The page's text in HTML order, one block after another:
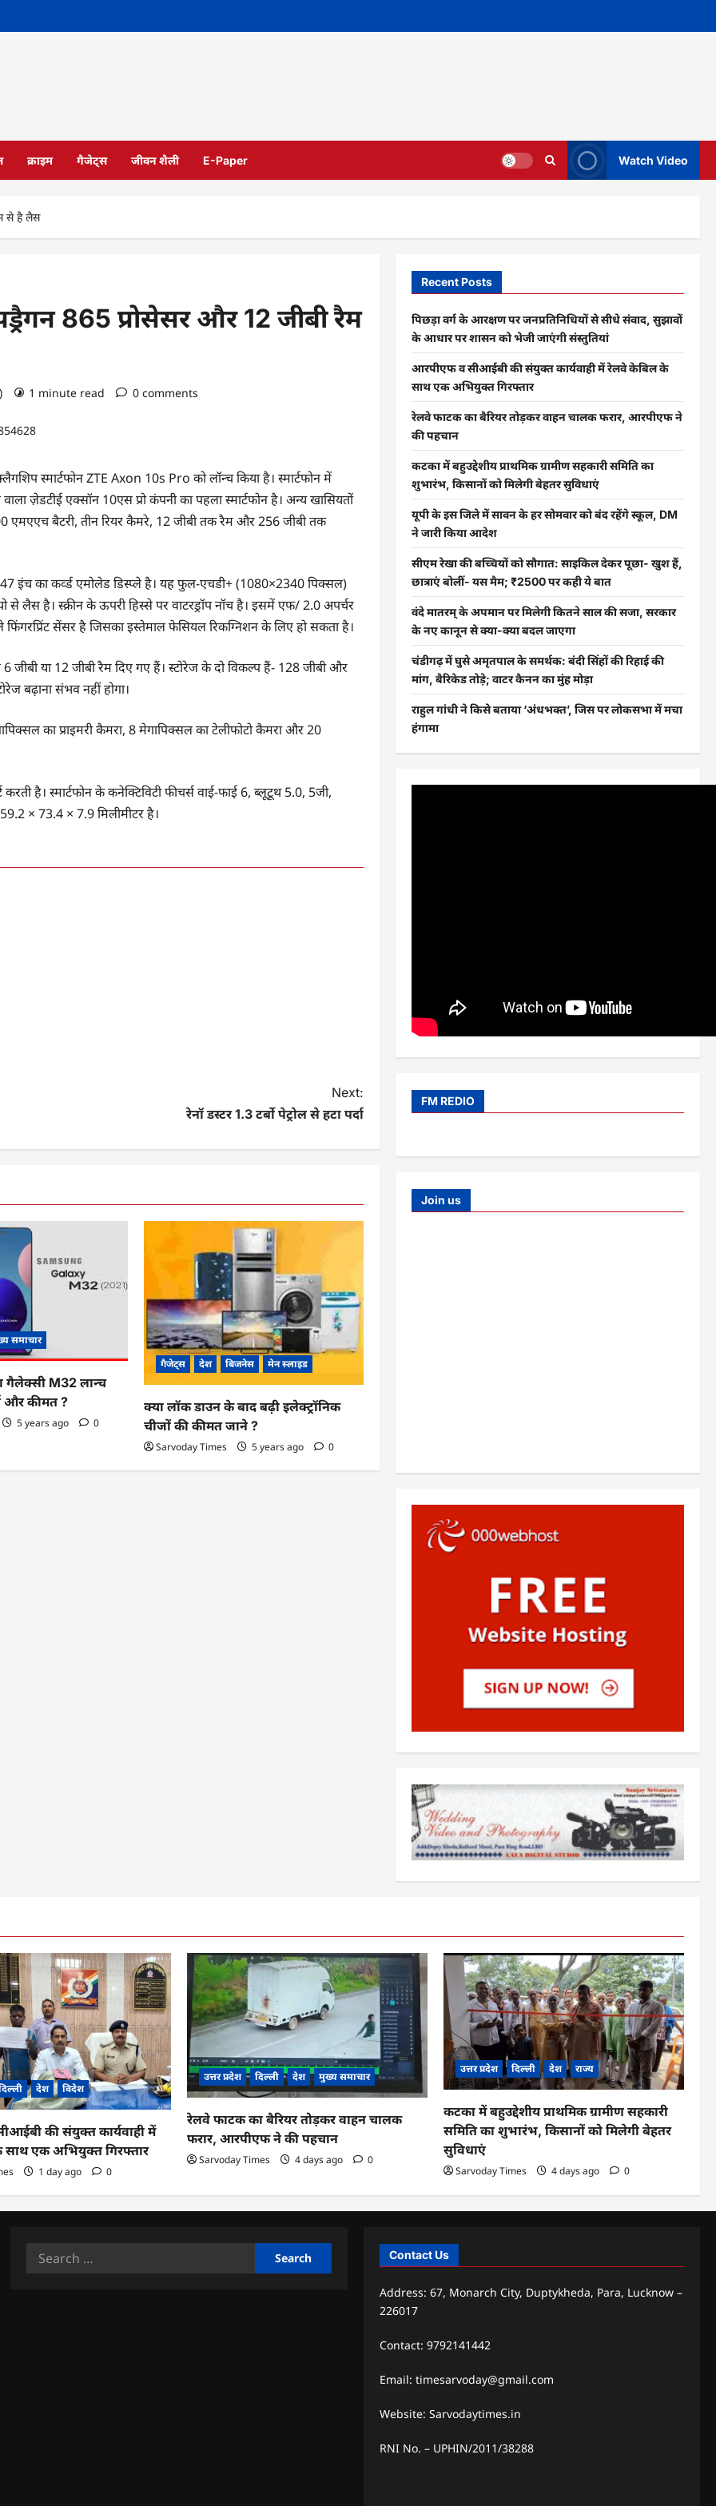
क्राइम गैजेट्स जीवन शैली E-Paper Watch Video
से है लैस
865 प्रोसेसर और 12 जीबी रैम
1 minute read 0 comments
स्मार्टफोन ZTE Axon 10s Pro को लॉन्च किया है। स्मार्टफोन में
ज़ेडटीई एक्सॉन 10एस प्रो कंपनी का पहला स्मार्टफोन है। अन्य खासियतों
एमएएच बैटरी, तीन रियर कैमरे, 12 जीबी तक रैम और 256 जीबी तक
इंच का कर्व्ड एमोलेड डिस्प्ले है। यह फुल-एचडी+ (1080×2340 पिक्सल)
से लैस है। स्क्रीन के ऊपरी हिस्से पर वाटरड्रॉप नॉच है। इसमें एफ/ 2.0 अपर्चर
फिंगरप्रिंट सेंसर है जिसका इस्तेमाल फेसियल रिकग्निशन के लिए हो सकता है।
जीबी या 12 जीबी रैम दिए गए हैं। स्टोरेज के दो विकल्प हैं- 128 जीबी और
बढ़ाना संभव नहीं होगा।
का प्राइमरी कैमरा, 8 मेगापिक्सल का टेलीफोटो कैमरा और 20
है। स्मार्टफोन के कनेक्टिविटी फीचर्स वाई-फाई 6, ब्लूटूथ 5.0, 5जी,
× 73.4 × 7.9 मिलीमीटर है।
Next:
रेनॉ डस्टर 1.3 टर्बो पेट्रोल से हटा पर्दा
समाचार
M32 लान्च
और कीमत ?
5 years ago 0
गैजेट्स देश बिजनेस मेन स्लाइड
क्या लॉक डाउन के बाद बढ़ी इलेक्ट्रॉनिक
चीजों की कीमत जाने ?
Sarvoday Times 5 years ago 0
Recent Posts
पिछड़ा वर्ग के आरक्षण पर जनप्रतिनिधियों से सीधे संवाद, सुझावों
के आधार पर शासन को भेजी जाएंगी संस्तुतियां
आरपीएफ व सीआईबी की संयुक्त कार्यवाही में रेलवे केबिल के
साथ एक अभियुक्त गिरफ्तार
रेलवे फाटक का बैरियर तोड़कर वाहन चालक फरार, आरपीएफ ने
की पहचान
कटका में बहुउद्देशीय प्राथमिक ग्रामीण सहकारी समिति का
शुभारंभ, किसानों को मिलेगी बेहतर सुविधाएं
यूपी के इस जिले में सावन के हर सोमवार को बंद रहेंगे स्कूल, DM
ने जारी किया आदेश
सीएम रेखा की बच्चियों को सौगात: साइकिल देकर पूछा- खुश हैं,
छात्राएं बोलीं- यस मैम; ₹2500 पर कही ये बात
वंदे मातरम् के अपमान पर मिलेगी कितने साल की सजा, सरकार
के नए कानून से क्या-क्या बदल जाएगा
चंडीगढ़ में घुसे अमृतपाल के समर्थक: बंदी सिंहों की रिहाई की
मांग, बैरिकेड तोड़े; वाटर कैनन का मुंह मोड़ा
राहुल गांधी ने किसे बताया ‘अंधभक्त’, जिस पर लोकसभा में मचा
हंगामा
FM REDIO
Join us
देश विदेश
की संयुक्त कार्यवाही में
एक अभियुक्त गिरफ्तार
1 day ago 0
उत्तर प्रदेश दिल्ली देश मुख्य समाचार
रेलवे फाटक का बैरियर तोड़कर वाहन चालक
फरार, आरपीएफ ने की पहचान
Sarvoday Times 4 days ago 0
उत्तर प्रदेश दिल्ली देश राज्य
कटका में बहुउद्देशीय प्राथमिक ग्रामीण सहकारी
समिति का शुभारंभ, किसानों को मिलेगी बेहतर
सुविधाएं
Sarvoday Times 4 days ago 0
Search
Contact Us
Address: 67, Monarch City, Duptykheda, Para, Lucknow –
226017
Contact: 9792141442
Email: timesarvoday@gmail.com
Website: Sarvodaytimes.in
RNI No. – UPHIN/2011/38288